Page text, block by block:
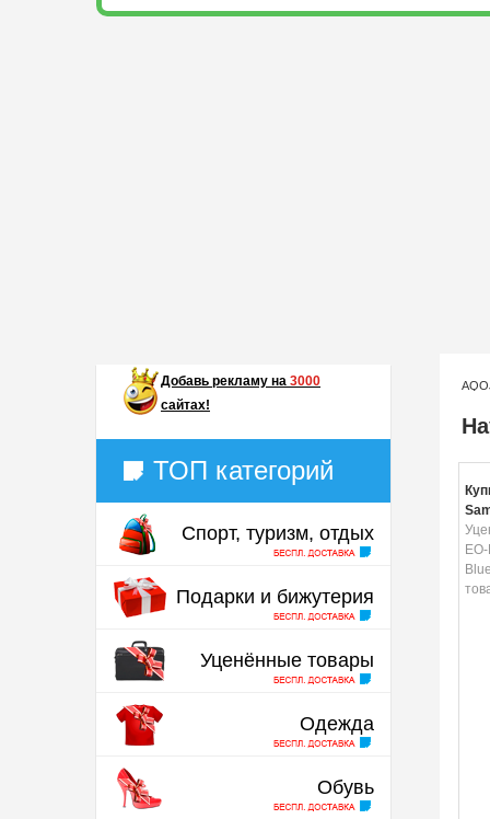
Добавь рекламу на 3000
сайтах!
ТОП категорий
Спорт, туризм, отдых
Подарки и бижутерия
Уценённые товары
Одежда
Обувь
Fit,